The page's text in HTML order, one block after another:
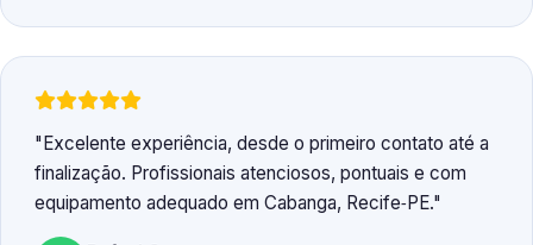
Excelente experiência, desde o primeiro contato até a
finalização. Profissionais atenciosos, pontuais e com
equipamento adequado em Cabanga, Recife‑PE.